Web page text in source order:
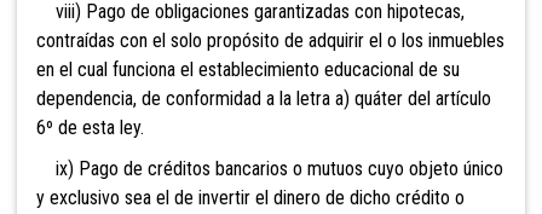
viii) Pago de obligaciones garantizadas con hipotecas,
contraídas con el solo propósito de adquirir el o los inmuebles
en el cual funciona el establecimiento educacional de su
dependencia, de conformidad a la letra a) quáter del artículo
6º de esta ley.
ix) Pago de créditos bancarios o mutuos cuyo objeto único
y exclusivo sea el de invertir el dinero de dicho crédito o